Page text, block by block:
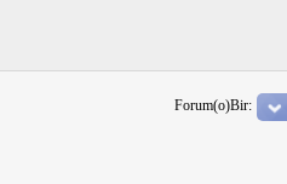
Forum(o)Bir: